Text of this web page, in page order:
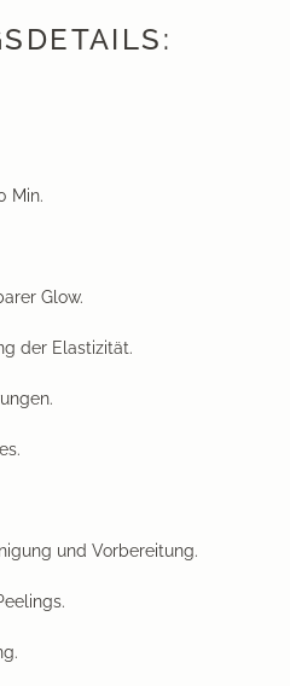
Min.
Glow.
der Elastizität.
und Vorbereitung.